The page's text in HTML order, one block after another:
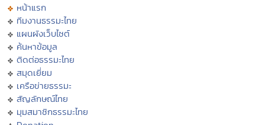
หน้าแรก
ทีมงานธรรมะไทย
แผนผังเว็บไซต์
ค้นหาข้อมูล
ติดต่อธรรมะไทย
สมุดเยี่ยม
เครือข่ายธรรมะ
สัญลักษณ์ไทย
มุมสมาชิกธรรมะไทย